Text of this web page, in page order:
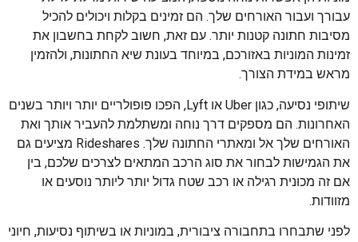
עבורך ועבור האורחים שלך. הם זמינים בקלות ויכולים להכיל
מסיבות חתונה קטנות יותר. עם זאת, חשוב לקחת בחשבון את
זמינות המוניות באזורכם, במיוחד בעונת שיא החתונות, ולהזמין
מראש במידת הצורך.
שיתופי נסיעה, כגון Uber או Lyft, הפכו פופולריים יותר ויותר בשנים
האחרונות. הם מספקים דרך נוחה ומשתלמת להעביר אותך ואת
האורחים שלך אל ומאתרי החתונה שלך. Rideshares מציעים גם
את הגמישות לבחור את סוג הרכב המתאים לצרכים שלכם, בין
אם זה מכונית רגילה או רכב שטח גדול יותר ליותר נוסעים או
מזוודות.
לפני שתבחרו בתחבורה ציבורית, במוניות או בשיתוף נסיעות, חיוני